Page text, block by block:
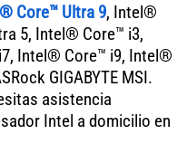
Core™ Ultra 9, Intel®
5, Intel® Core™ i3,
Intel® Core™ i9, Intel®
GIGABYTE MSI.
asistencia
Intel a domicilio en